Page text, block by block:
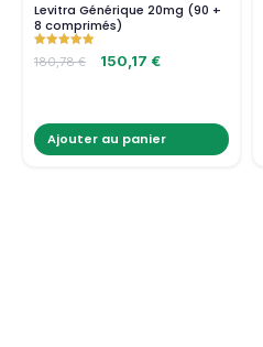
Levitra Générique 20mg (90 +
8 comprimés)
Note
5.00
180,78€ 150,17 €
Ajouter au panier